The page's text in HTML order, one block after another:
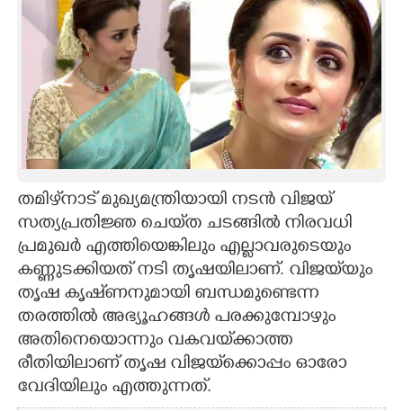
INFO+
ART
ASTRO
CARTOONS
LITERATURE
ZOOM
CONTACT US
തമിഴ്‌നാട് മുഖ്യമന്ത്രിയായി നടൻ വിജയ്
സത്യപ്രതിജ്ഞ ചെയ്‌ത ചടങ്ങിൽ നിരവധി
പ്രമുഖർ എത്തിയെങ്കിലും എല്ലാവരുടെയും
കണ്ണുടക്കിയത് നടി തൃഷയിലാണ്. വിജയ്‌യും
തൃഷ കൃഷ്‌ണനുമായി ബന്ധമുണ്ടെന്ന
തരത്തിൽ അഭ്യൂഹങ്ങൾ പരക്കുമ്പോഴും
അതിനെയൊന്നും വകവയ്‌ക്കാത്ത
രീതിയിലാണ് തൃഷ വിജയ്‌ക്കൊപ്പം ഓരോ
വേദിയിലും എത്തുന്നത്.